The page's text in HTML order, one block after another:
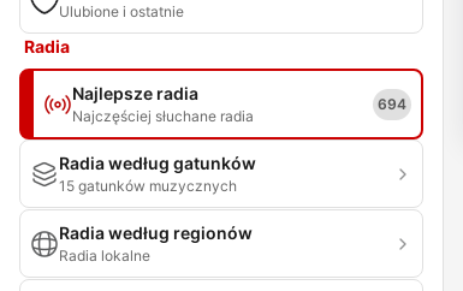
Ulubione i ostatnie
Radia
Najlepsze radia
Najczęściej słuchane radia
694
Radia według gatunków
15 gatunków muzycznych
Radia według regionów
Radia lokalne